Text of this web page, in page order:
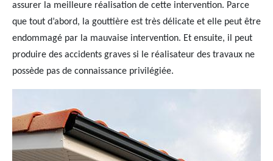
assurer la meilleure réalisation de cette intervention. Parce
que tout d’abord, la gouttière est très délicate et elle peut être
endommagé par la mauvaise intervention. Et ensuite, il peut
produire des accidents graves si le réalisateur des travaux ne
possède pas de connaissance privilégiée.